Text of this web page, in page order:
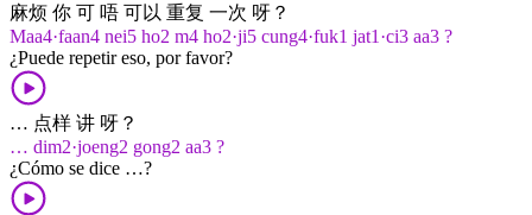
麻烦 你 可 唔 可以 重复 一次 呀？
Maa4·faan4 nei5 ho2 m4 ho2·ji5 cung4·fuk1 jat1·ci3 aa3 ?
¿Puede repetir eso, por favor?
… 点样 讲 呀？
… dim2·joeng2 gong2 aa3 ?
¿Cómo se dice …?